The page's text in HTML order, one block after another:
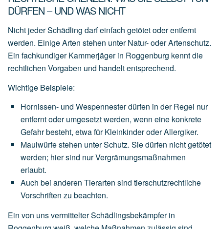
DÜRFEN – UND WAS NICHT
Nicht jeder Schädling darf einfach getötet oder entfernt
werden. Einige Arten stehen unter Natur- oder Artenschutz.
Ein fachkundiger Kammerjäger in Roggenburg kennt die
rechtlichen Vorgaben und handelt entsprechend.
Wichtige Beispiele:
Hornissen- und Wespennesterdürfen in der Regel nur
entferntoder umgesetztwerden, wenn eine konkrete
Gefahrbesteht, etwafür KleinkinderoderAllergiker.
Maulwürfestehen unterSchutz. Siedürfen nichtgetötet
werden; hiersind nurVergrämungsmaßnahmen
erlaubt.
Auch bei anderen Tierarten sind tierschutzrechtliche
Vorschriften zu beachten.
Ein von uns vermittelter Schädlingsbekämpfer in